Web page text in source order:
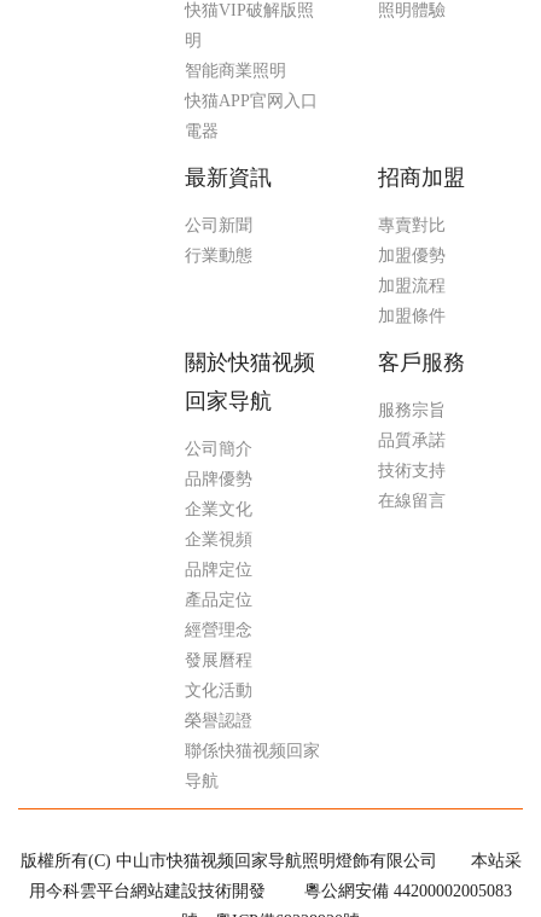
快猫VIP破解版照
明
智能商業照明
快猫APP官网入口
電器
照明體驗
最新資訊
公司新聞
行業動態
招商加盟
專賣對比
加盟優勢
加盟流程
加盟條件
關於快猫视频
回家导航
公司簡介
品牌優勢
企業文化
企業視頻
品牌定位
產品定位
經營理念
發展曆程
文化活動
榮譽認證
聯係快猫视频回家
导航
客戶服務
服務宗旨
品質承諾
技術支持
在線留言
版權所有(C) 中山市快猫视频回家导航照明燈飾有限公司 本站采
用今科雲平台網站建設技術開發 粵公網安備 44200002005083